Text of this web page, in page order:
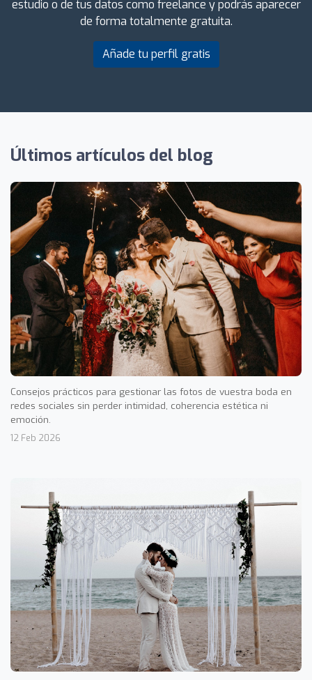
estudio o de tus datos como freelance y podrás aparecer
de forma totalmente gratuita.
Añade tu perfil gratis
Últimos artículos del blog
Consejos prácticos para gestionar las fotos de vuestra boda en
redes sociales sin perder intimidad, coherencia estética ni
emoción.
12 Feb 2026